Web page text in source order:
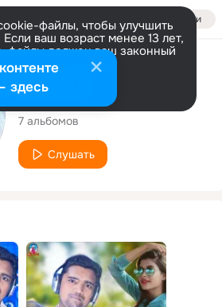
Войти
файлы, чтобы улучшить
ваш возраст менее 13 лет,
файлы должен ваш законный
Больше информации
Настроить
Исполнитель
Dolamani Suna
7 альбомов
Слушать
здесь